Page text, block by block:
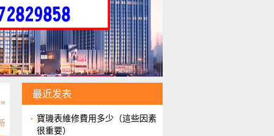
最近发表
​寶璣表維修費用多少（這些因素
很重要）